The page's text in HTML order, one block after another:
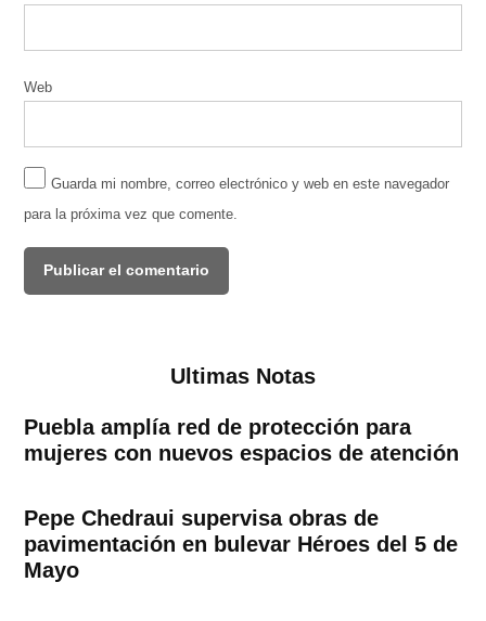
Web
Guarda mi nombre, correo electrónico y web en este navegador
para la próxima vez que comente.
Ultimas Notas
Puebla amplía red de protección para
mujeres con nuevos espacios de atención
Pepe Chedraui supervisa obras de
pavimentación en bulevar Héroes del 5 de
Mayo